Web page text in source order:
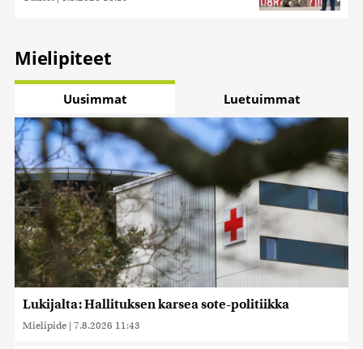
Mielipiteet
Uusimmat Luetuimmat
Lukijalta: Hallituksen karsea sote-politiikka
Mielipide | 7.8.2026 11:43